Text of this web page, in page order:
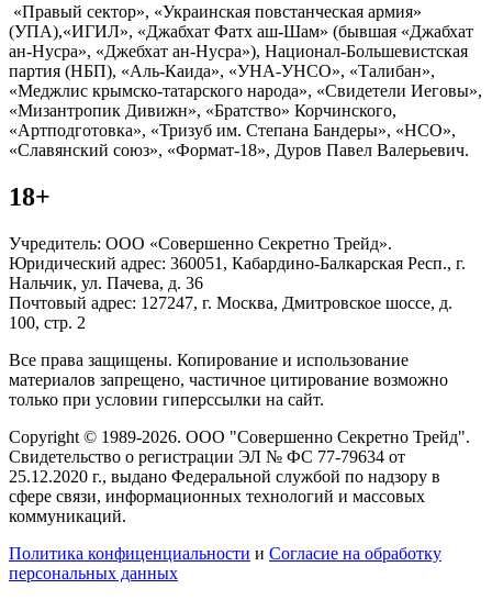
«Правый сектор», «Украинская повстанческая армия»
(УПА),«ИГИЛ», «Джабхат Фатх аш-Шам» (бывшая «Джабхат
ан-Нусра», «Джебхат ан-Нусра»), Национал-Большевистская
партия (НБП), «Аль-Каида», «УНА-УНСО», «Талибан»,
«Меджлис крымско-татарского народа», «Свидетели Иеговы»,
«Мизантропик Дивижн», «Братство» Корчинского,
«Артподготовка», «Тризуб им. Степана Бандеры», «НСО»,
«Славянский союз», «Формат-18», Дуров Павел Валерьевич.
18+
Учредитель: ООО «Совершенно Секретно Трейд».
Юридический адрес: 360051, Кабардино-Балкарская Респ., г.
Нальчик, ул. Пачева, д. 36
Почтовый адрес: 127247, г. Москва, Дмитровское шоссе, д.
100, стр. 2
Все права защищены. Копирование и использование
материалов запрещено, частичное цитирование возможно
только при условии гиперссылки на сайт.
Copyright © 1989-2026. ООО "Совершенно Секретно Трейд".
Свидетельство о регистрации ЭЛ № ФС 77-79634 от
25.12.2020 г., выдано Федеральной службой по надзору в
сфере связи, информационных технологий и массовых
коммуникаций.
Политика конфиценциальности и Согласие на обработку
персональных данных